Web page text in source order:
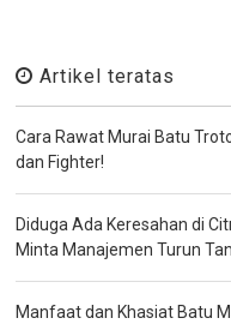
Artikel teratas
Cara Rawat Murai Batu
dan Fighter!
Diduga Ada Keresahan di
Minta Manajemen Turun
Manfaat dan Khasiat Batu